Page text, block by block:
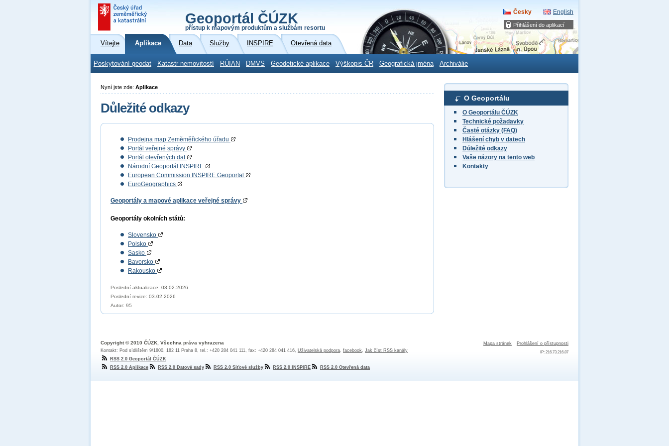
Přihlášení do aplikací
Geoportál ČÚZK
přístup k mapovým produktům a službám resortu
Česky English
Vítejte Aplikace Data Služby INSPIRE Otevřená data
Poskytování geodat Katastr nemovitostí RÚIAN DMVS Geodetické aplikace Výškopis ČR Geografická jména Archiválie
O Geoportálu
O Geoportálu ČÚZK
Technické požadavky
Časté otázky (FAQ)
Hlášení chyb v datech
Důležité odkazy
Vaše názory na tento web
Kontakty
Nyní jste zde: Aplikace
Důležité odkazy
Prodejna map Zeměměřického úřadu
Portál veřejné správy
Portál otevřených dat
Národní Geoportál INSPIRE
European Commission INSPIRE Geoportal
EuroGeographics
Geoportály a mapové aplikace veřejné správy
Geoportály okolních států:
Slovensko
Polsko
Sasko
Bavorsko
Rakousko
Poslední aktualizace: 03.02.2026
Poslední revize: 03.02.2026
Autor: 95
Mapa stránek Prohlášení o přístupnosti
IP: 216.73.216.87
Copyright © 2010 ČÚZK, Všechna práva vyhrazena
Kontakt: Pod sídlištěm 9/1800, 182 11 Praha 8, tel.: +420 284 041 111, fax: +420 284 041 416, Uživatelská podpora, facebook, Jak číst RSS kanály
RSS 2.0 Geoportál ČÚZK
RSS 2.0 Aplikace
RSS 2.0 Datové sady RSS 2.0 Síťové služby RSS 2.0 INSPIRE RSS 2.0 Otevřená data